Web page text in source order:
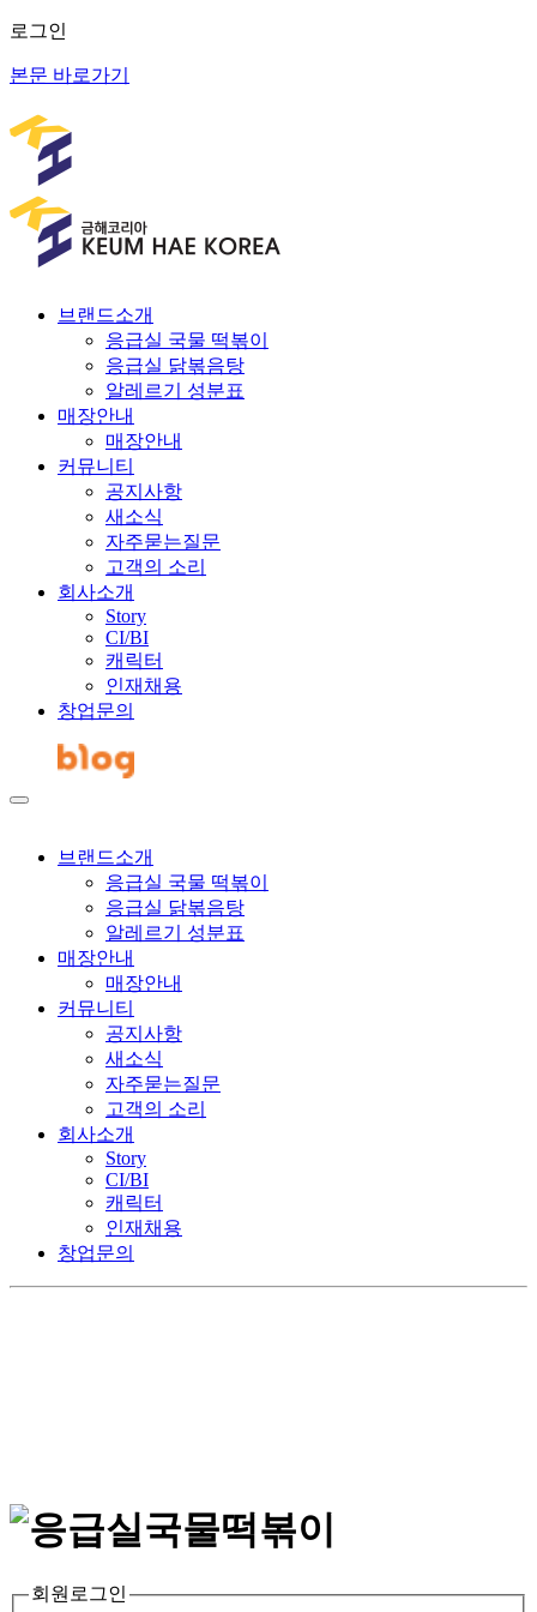
로그인
본문 바로가기
브랜드소개
응급실 국물 떡볶이
응급실 닭볶음탕
알레르기 성분표
매장안내
매장안내
커뮤니티
공지사항
새소식
자주묻는질문
고객의 소리
회사소개
Story
CI/BI
캐릭터
인재채용
창업문의
브랜드소개
응급실 국물 떡볶이
응급실 닭볶음탕
알레르기 성분표
매장안내
매장안내
커뮤니티
공지사항
새소식
자주묻는질문
고객의 소리
회사소개
Story
CI/BI
캐릭터
인재채용
창업문의
회원로그인